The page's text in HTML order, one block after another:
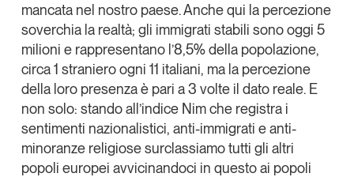
mancata nel nostro paese. Anche qui la percezione
soverchia la realtà; gli immigrati stabili sono oggi 5
milioni e rappresentano l’8,5% della popolazione,
circa 1 straniero ogni 11 italiani, ma la percezione
della loro presenza è pari a 3 volte il dato reale. E
non solo: stando all’indice Nim che registra i
sentimenti nazionalistici, anti-immigrati e anti-
minoranze religiose surclassiamo tutti gli altri
popoli europei avvicinandoci in questo ai popoli